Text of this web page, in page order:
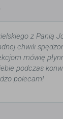
z Panią
chwili
mówię
podczas
polecam!